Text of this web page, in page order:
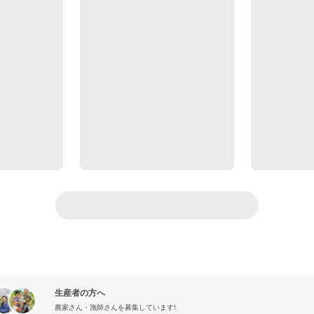
生産者の方へ
農家さん・漁師さんを募集しています!